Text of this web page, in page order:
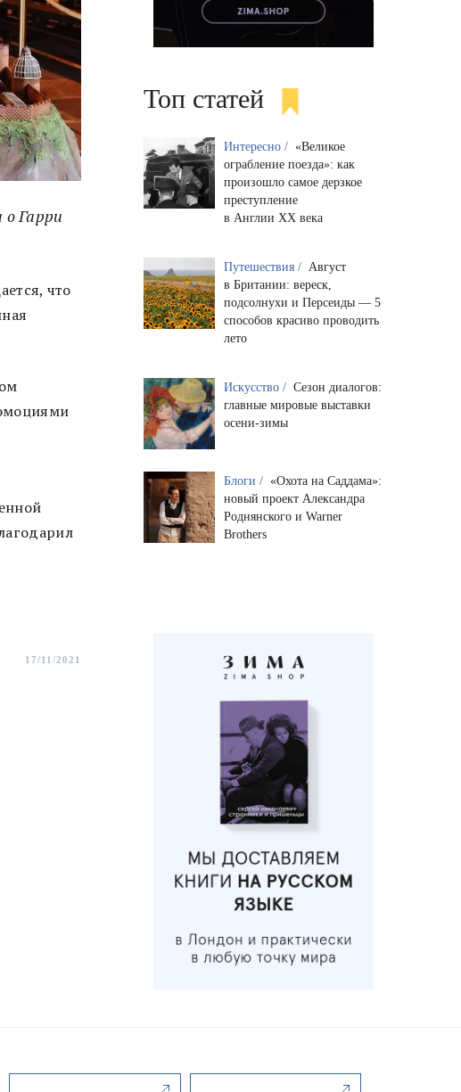
Гарри
что
17/11/2021
Топ статей
Интересно / «Великое
ограбление поезда»: как
произошло самое дерзкое
преступление
в Англии XX века
Путешествия / Август
в Британии: вереск,
подсолнухи и Персеиды — 5
способов красиво проводить
лето
Искусство / Сезон диалогов:
главные мировые выставки
осени-зимы
Блоги / «Охота на Саддама»:
новый проект Александра
Роднянского и Warner
Brothers